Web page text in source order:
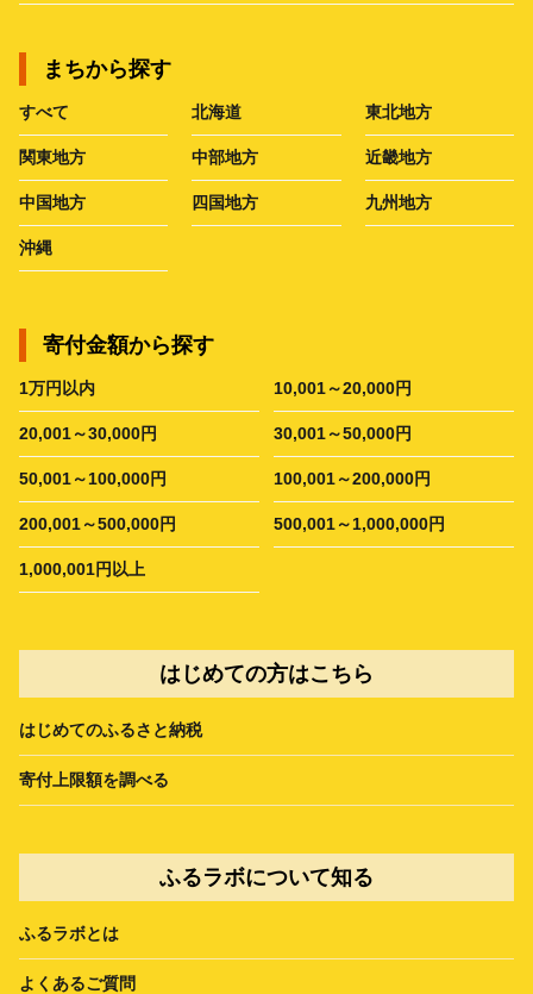
まちから探す
すべて 北海道 東北地方
関東地方 中部地方 近畿地方
中国地方 四国地方 九州地方
沖縄
寄付金額から探す
1万円以内 10,001～20,000円
20,001～30,000円 30,001～50,000円
50,001～100,000円 100,001～200,000円
200,001～500,000円 500,001～1,000,000円
1,000,001円以上
はじめての方はこちら
はじめてのふるさと納税
寄付上限額を調べる
ふるラボについて知る
ふるラボとは
よくあるご質問